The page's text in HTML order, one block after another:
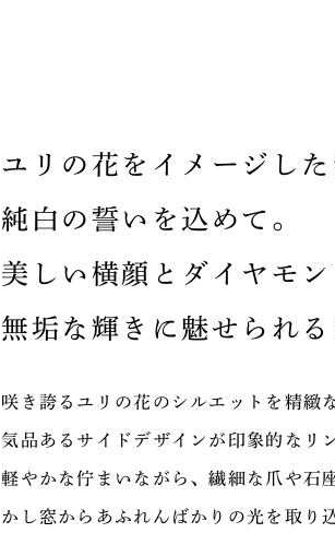
ユリの花をイメージした
純白の誓いを込めて。
美しい横顔とダイヤモン
無垢な輝きに魅せられる
咲き誇るユリの花のシルエットを精緻
気品あるサイドデザインが印象的なリン
軽やかな佇まいながら、繊細な爪や石
かし窓からあふれんばかりの光を取り